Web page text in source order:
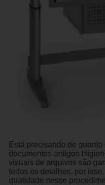
Está precisando de
documentos antigos
visuais de arquivos são
todos os detalhes, por
qualidade nesse